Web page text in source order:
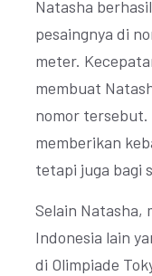
Natasha
pesaingnya di
meter.
membuat
nomor tersebut.
memberikan
tetapi juga bagi
Selain Natasha,
Indonesia lain
di Olimpiade